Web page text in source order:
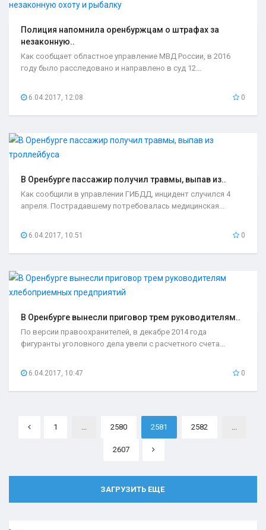
Полиция напомнила оренбуржцам о штрафах за
незаконную..
Как сообщает областное управление МВД России, в 2016
году было расследовано и направлено в суд 12...
6.04.2017, 12:08 0
В Оренбурге пассажир получил травмы, выпав из..
Как сообщили в управлении ГИБДД, инцидент случился 4
апреля. Пострадавшему потребовалась медицинская...
6.04.2017, 10:51 0
В Оренбурге вынесли приговор трем руководителям..
По версии правоохранителей, в декабре 2014 года
фигуранты уголовного дела увели с расчетного счета...
6.04.2017, 10:47 0
1 ... 2580 2581 2582 ...
2607
ЗАГРУЗИТЬ ЕЩЕ